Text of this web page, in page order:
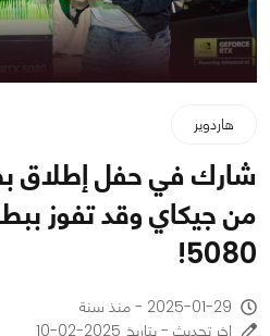
هاردوير
5080!
2025-01-29 - منذ سنة
اخر تحديث - بتاريخ 2025-02-10